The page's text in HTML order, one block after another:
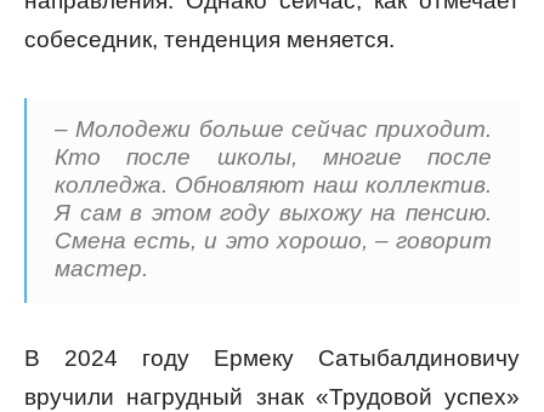
собеседник, тенденция меняется.
– Молодежи больше сейчас приходит.
Кто после школы, многие после
колледжа. Обновляют наш коллектив.
Я сам в этом году выхожу на пенсию.
Смена есть, и это хорошо, – говорит
мастер.
В 2024 году Ермеку Сатыбалдиновичу
вручили нагрудный знак «Трудовой успех»